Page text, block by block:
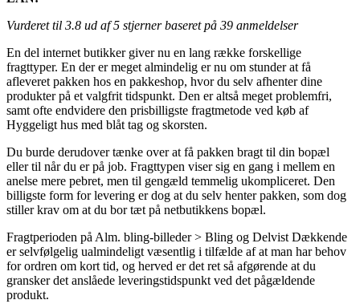
Vurderet til 3.8 ud af 5 stjerner baseret på 39 anmeldelser
En del internet butikker giver nu en lang række forskellige
fragttyper. En der er meget almindelig er nu om stunder at få
afleveret pakken hos en pakkeshop, hvor du selv afhenter dine
produkter på et valgfrit tidspunkt. Den er altså meget problemfri,
samt ofte endvidere den prisbilligste fragtmetode ved køb af
Hyggeligt hus med blåt tag og skorsten.
Du burde derudover tænke over at få pakken bragt til din bopæl
eller til når du er på job. Fragttypen viser sig en gang i mellem en
anelse mere pebret, men til gengæld temmelig ukompliceret. Den
billigste form for levering er dog at du selv henter pakken, som dog
stiller krav om at du bor tæt på netbutikkens bopæl.
Fragtperioden på Alm. bling-billeder > Bling og Delvist Dækkende
er selvfølgelig ualmindeligt væsentlig i tilfælde af at man har behov
for ordren om kort tid, og herved er det ret så afgørende at du
gransker det anslåede leveringstidspunkt ved det pågældende
produkt.